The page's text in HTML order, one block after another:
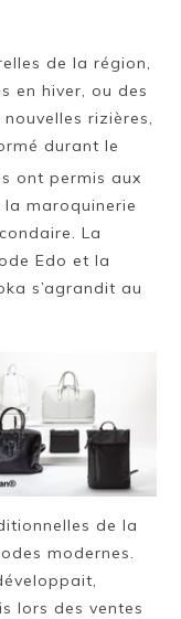
de la région,
en hiver, ou des
rizières,
durant le
ont permis aux
maroquinerie
La
Edo et la
s’agrandit au
de la
modernes.
lors des ventes